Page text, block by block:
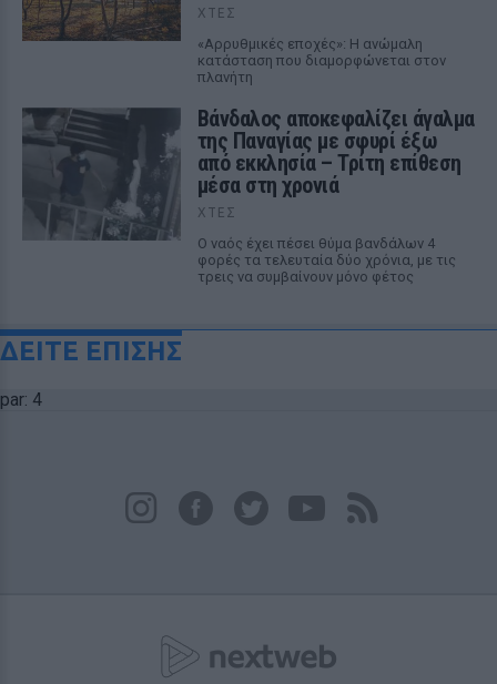
ΧΤΕΣ
«Αρρυθμικές εποχές»: Η ανώμαλη
κατάσταση που διαμορφώνεται στον
πλανήτη
Βάνδαλος αποκεφαλίζει άγαλμα
της Παναγίας με σφυρί έξω
από εκκλησία – Τρίτη επίθεση
μέσα στη χρονιά
ΧΤΕΣ
Ο ναός έχει πέσει θύμα βανδάλων 4
φορές τα τελευταία δύο χρόνια, με τις
τρεις να συμβαίνουν μόνο φέτος
ΔΕΙΤΕ ΕΠΙΣΗΣ
par: 4